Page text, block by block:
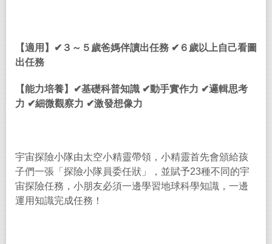
【適用】 ✔ ３～５歲爸媽伴讀出任務 ✔ ６歲以上自己看圖
出任務
【能力培養】 ✔基礎科普知識 ✔動手實作力 ✔邏輯思考
力 ✔細微觀察力 ✔激發想像力
宇宙探險小隊由太空小精靈帶領，小精靈首先會頒給孩
子們一張「探險小隊員委任狀」，並賦予23種不同的宇
宙探險任務，小朋友必須一邊學習地球科學知識，一邊
運用知識完成任務！